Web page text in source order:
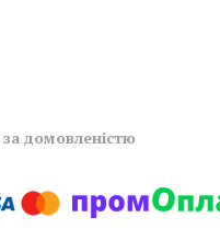
за домовленістю